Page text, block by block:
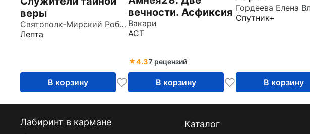
веры
Святополк-Мирский Роберт Зиновьевич
Лепта
В корзину
вечности. Асфиксия
Вакари
АСТ
4.37 рецензий
В корзину
Спутник+
В корзину
Лабиринт в кармане
Каталог